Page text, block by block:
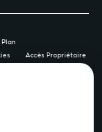
Plan
Accès Propriétaire